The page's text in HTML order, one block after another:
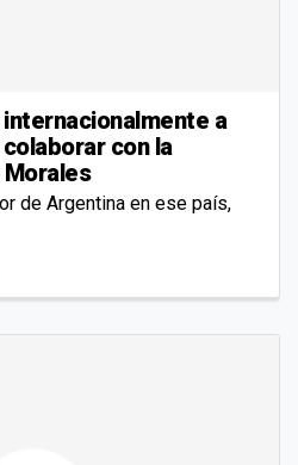
a
con la
de Argentina en ese país,